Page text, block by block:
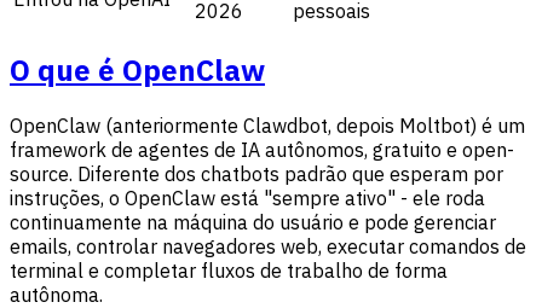
2026
pessoais
O que é OpenClaw
OpenClaw (anteriormente Clawdbot, depois Moltbot) é um
framework de agentes de IA autônomos, gratuito e open-
source. Diferente dos chatbots padrão que esperam por
instruções, o OpenClaw está "sempre ativo" - ele roda
continuamente na máquina do usuário e pode gerenciar
emails, controlar navegadores web, executar comandos de
terminal e completar fluxos de trabalho de forma
autônoma.